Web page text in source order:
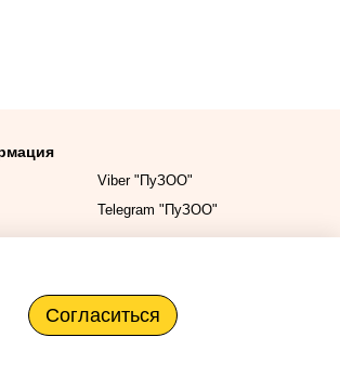
Viber "ПуЗОО"
Telegram "ПуЗОО"
Согласиться